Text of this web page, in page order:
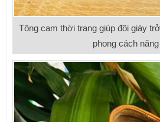
Tông cam thời trang giúp đôi giày
phong cách